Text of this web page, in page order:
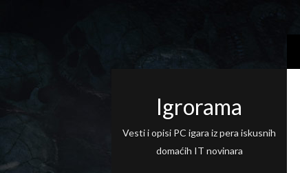
Igrorama
Vesti i opisi PC igara iz pera iskusnih
domaćih IT novinara